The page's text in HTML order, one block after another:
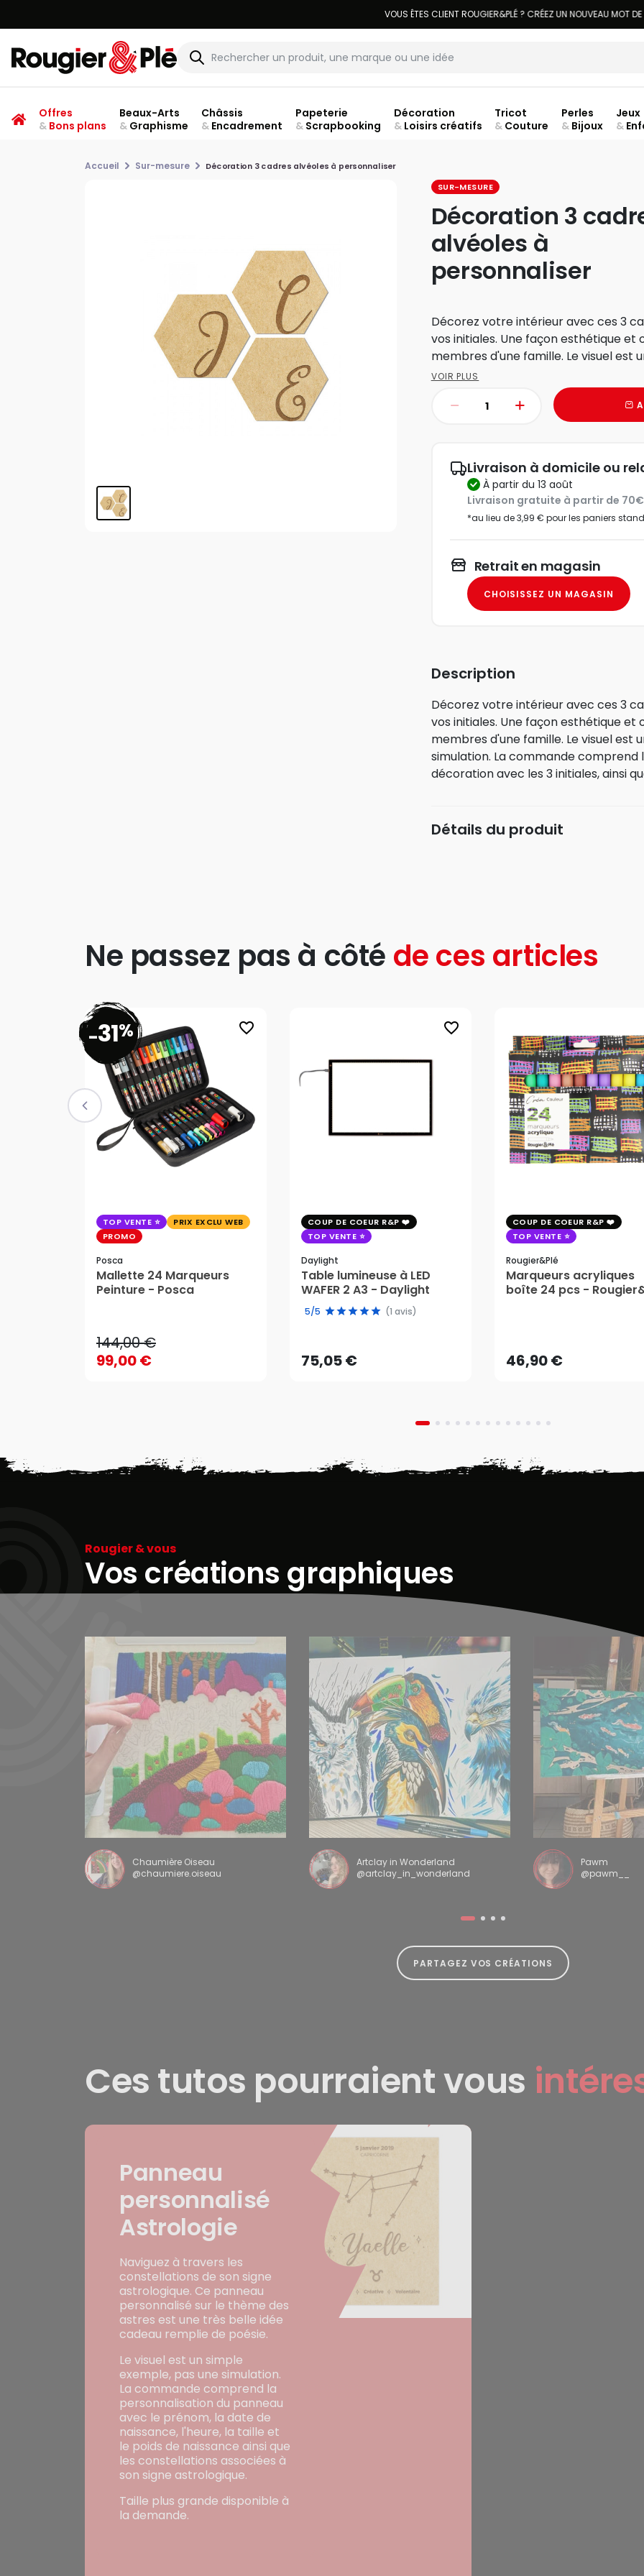
LIVRAISON À DOMICILE OFFERTE DÈS 70€.VOIR CONDITIONS
Offres
&Bons plans
Beaux-Arts
&Graphisme
Châssis
&Encadrement
Papeterie
&Scrapbooking
Décoration
&Loisirs créatifs
Tricot
& Couture
Perles
& Bijoux
Jeux
&
Accueil Sur-mesure Décoration 3 cadres alvéoles à personnaliser
SUR-MESURE
Décoration 3
alvéoles à
personnaliser
Décorez votre intérieur avec ces 3
vos initiales. Une façon esthétique et
membres d'une famille. Le visuel est
VOIR PLUS
Livraison à domicile ou
à partir du 13 août
Livraison gratuite à partir de
*au lieu de 3,99 € pour les paniers
Retrait en magasin
CHOISISSEZ UN MAGASIN
Description
Décorez votre intérieur avec ces 3
vos initiales. Une façon esthétique et
membres d'une famille. Le visuel est
simulation. La commande comprend
décoration avec les 3 initiales, ainsi
Détails du produit
Ne passez pas à côté de ces articles
favorite_border
-31%
TOP VENTE
PRIX EXCLU WEB
PROMO
Posca
Mallette 24 Marqueurs
Peinture - Posca
144,00 €
99,00 €
144,00 €
favorite_border
COUP DE COEUR R&P
TOP VENTE
Daylight
Table lumineuse à LED
WAFER 2 A3 - Daylight
5/5 (1 avis)
75,05 €
75,05 €
COUP DE COEUR R&P
TOP VENTE
Rougier&plé
Marqueurs acryliques
boîte 24 pcs -
46,90 €AJOUTER AU PANIER
Rougier & vous
Vos créations graphiques
Chaumière Oiseau
@chaumiere.oiseau
Artclay in Wonderland
@artclay_in_wonderland
Pawm
@pawm__
PARTAGEZ VOS CRÉATIONS
Ces tutos pourraient vous
Panneau
personnalisé
Astrologie
Naviguez à travers les
constellations de son signe
astrologique. Ce panneau
personnalisé sur le thème des
astres est une très belle idée
cadeau remplie de poésie.
Le visuel est un simple
exemple, pas une simulation.
La commande comprend la
personnalisation du panneau
avec le prénom, la date de
naissance, l'heure, la taille et
le poids de naissance ainsi que
les constellations associées à
son signe astrologique.
Taille plus grande disponible à
la demande.